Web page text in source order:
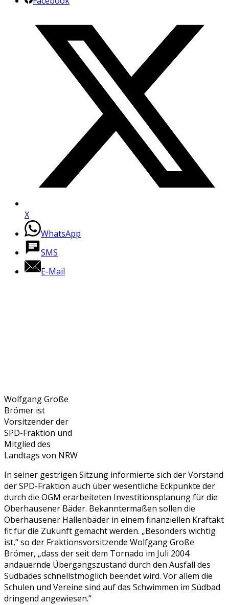
X
WhatsApp
SMS
E-Mail
Wolfgang Große
Brömer ist
Vorsitzender der
SPD-Fraktion und
Mitglied des
Landtags von NRW
In seiner gestrigen Sitzung informierte sich der Vorstand
der SPD-Fraktion auch über wesentliche Eckpunkte der
durch die OGM erarbeiteten Investitionsplanung für die
Oberhausener Bäder. Bekanntermaßen sollen die
Oberhausener Hallenbäder in einem finanziellen Kraftakt
fit für die Zukunft gemacht werden. „Besonders wichtig
ist,“ so der Fraktionsvorsitzende Wolfgang Große
Brömer, „dass der seit dem Tornado im Juli 2004
andauernde Übergangszustand durch den Ausfall des
Südbades schnellstmöglich beendet wird. Vor allem die
Schulen und Vereine sind auf das Schwimmen im Südbad
dringend angewiesen.“